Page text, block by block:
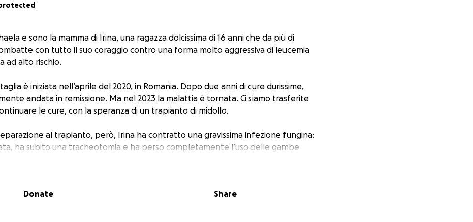
e sono la mamma di Irina, una ragazza dolcissima di 16 anni che da più di
con tutto il suo coraggio contro una forma molto aggressiva di leucemia
ad alto rischio.
è iniziata nell’aprile del 2020, in Romania. Dopo due anni di cure durissime,
andata in remissione. Ma nel 2023 la malattia è tornata. Ci siamo trasferite
le cure, con la speranza di un trapianto di midollo.
al trapianto, però, Irina ha contratto una gravissima infezione fungina:
ha subito una tracheotomia e ha perso completamente l’uso delle gambe
un periodo durissimo. Ma la mia bambina non ha mai mollato… ed è tornata in
2024 è arrivata una seconda recidiva. E nel 2025, anche una terza. Ora Irina sta
Donate Share